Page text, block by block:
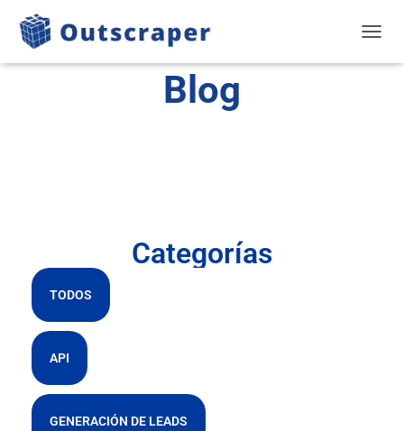
Blog
Categorías
TODOS
API
GENERACIÓN DE LEADS